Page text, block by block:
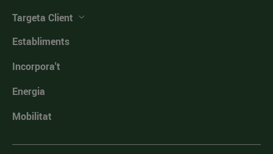
Targeta Client
Establiments
Incorpora't
Energia
Mobilitat